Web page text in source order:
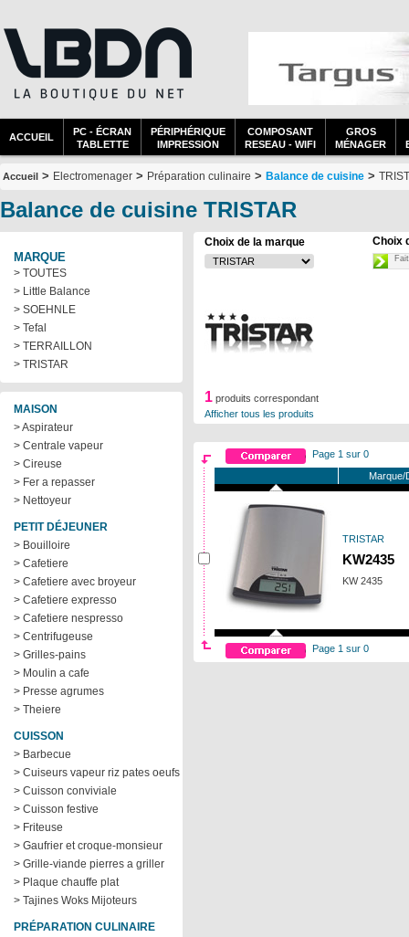
ACCUEIL
PC - ÉCRAN
TABLETTE
PÉRIPHÉRIQUE
IMPRESSION
COMPOSANT
RESEAU - WIFI
GROS
MÉNAGER
Accueil > Electromenager > Préparation culinaire > Balance de cuisine >
Balance de cuisine TRISTAR
MARQUE
> TOUTES
> Little Balance
> SOEHNLE
> Tefal
> TERRAILLON
> TRISTAR
MAISON
> Aspirateur
> Centrale vapeur
> Cireuse
> Fer a repasser
> Nettoyeur
PETIT DÉJEUNER
> Bouilloire
> Cafetiere
> Cafetiere avec broyeur
> Cafetiere expresso
> Cafetiere nespresso
> Centrifugeuse
> Grilles-pains
> Moulin a cafe
> Presse agrumes
> Theiere
CUISSON
> Barbecue
> Cuiseurs vapeur riz pates oeufs
> Cuisson conviviale
> Cuisson festive
> Friteuse
> Gaufrier et croque-monsieur
> Grille-viande pierres a griller
> Plaque chauffe plat
> Tajines Woks Mijoteurs
PRÉPARATION CULINAIRE
Choix de la marque Choix
1 produits correspondant
Afficher tous les produits
Page 1 sur 0
Marque/
TRISTAR
KW2435
KW 2435
Page 1 sur 0